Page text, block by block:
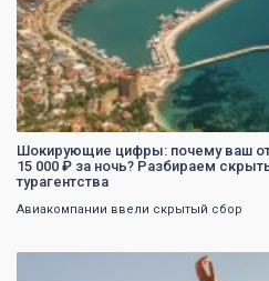
Шокирующие цифры: почему ваш
15 000 ₽ за ночь? Разбираем
турагентства
Авиакомпании ввели скрытый сбор